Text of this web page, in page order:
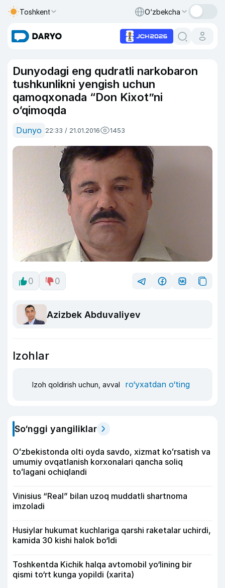
Toshkent O‘zbekcha
Dunyodagi eng qudratli narkobaron
tushkunlikni yengish uchun
qamoqxonada “Don Kixot”ni
o‘qimoqda
Dunyo 22:33 / 21.01.2016 1453
0 0
Azizbek Abduvaliyev
Izohlar
Izoh qoldirish uchun, avval ro‘yxatdan o‘ting
So‘nggi yangiliklar
Oʻzbekistonda olti oyda savdo, xizmat koʻrsatish va
umumiy ovqatlanish korxonalari qancha soliq
toʻlagani ochiqlandi
Vinisius “Real” bilan uzoq muddatli shartnoma
imzoladi
Husiylar hukumat kuchlariga qarshi raketalar uchirdi,
kamida 30 kishi halok bo‘ldi
Toshkentda Kichik halqa avtomobil yo‘lining bir
qismi to‘rt kunga yopildi (xarita)